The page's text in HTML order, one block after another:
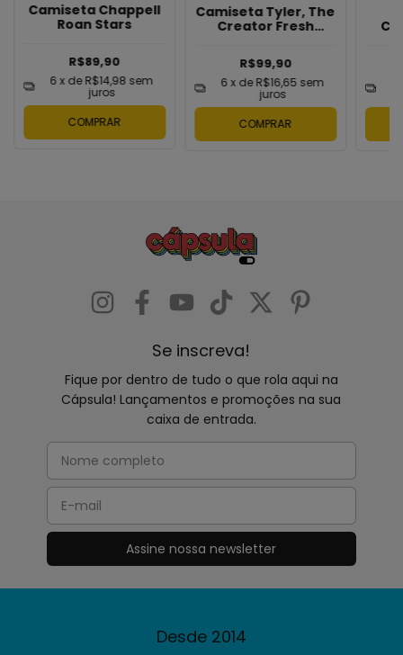
Camiseta Chappell
Roan Stars
R$89,90
6 x deR$14,98 sem
juros
COMPRAR
Camiseta Tyler, The
Creator Fresh
R$99,90
6 x deR$16,65 sem
juros
COMPRAR
Se inscreva!
Fique por dentro de tudo o que rola aqui na
Cápsula! Lançamentos e promoções na sua
caixa de entrada.
Desde 2014